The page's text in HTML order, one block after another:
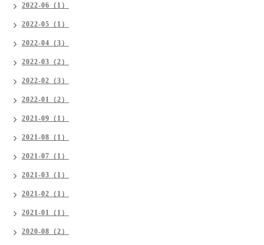
2022-06（1）
2022-05（1）
2022-04（3）
2022-03（2）
2022-02（3）
2022-01（2）
2021-09（1）
2021-08（1）
2021-07（1）
2021-03（1）
2021-02（1）
2021-01（1）
2020-08（2）